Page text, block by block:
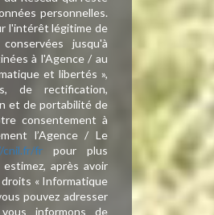
personnelles.
l'intérêt légitime de
jusqu'à
à l'Agence / au
et libertés »,
de rectification,
et de portabilité de
consentement à
l’Agence / Le
frpour plus
après avoir
« Informatique
pouvez adresser
informons de